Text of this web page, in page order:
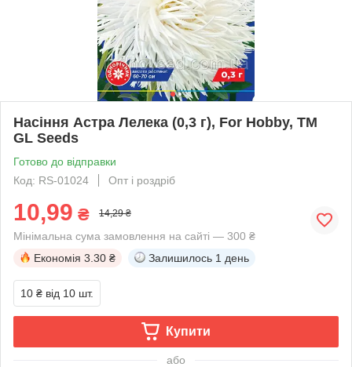
Насіння Астра Лелека (0,3 г), For Hobby, TM
GL Seeds
Готово до відправки
Код: RS-01024
Опт і роздріб
10,99 ₴ 14,29 ₴
Мінімальна сума замовлення на сайті — 300 ₴
Економія 3.30 ₴ Залишилось 1 день
10 ₴ від 10 шт.
Купити
або